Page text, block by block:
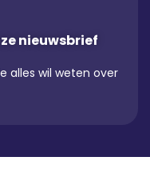
nieuwsbrief
alles wil weten over